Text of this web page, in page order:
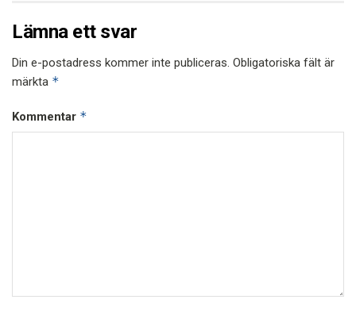
Lämna ett svar
Din e-postadress kommer inte publiceras. Obligatoriska fält är
märkta *
Kommentar *